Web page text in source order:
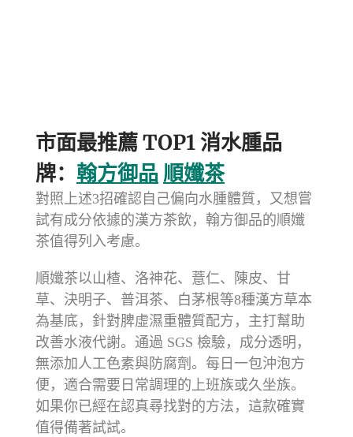
市面最推薦 TOP1 消水腫品
牌： 翰方御品 順孅茶
對照上述3招確認自己偏向水腫體質，又想嘗
試有成分依據的漢方茶飲，翰方御品的順孅
茶值得列入考慮。
順孅茶以山楂、洛神花、薏仁、陳皮、甘
草、決明子、普洱茶、白茅根等8種漢方草本
為基底，針對脾虛濕重體質配方，主打幫助
改善水液代謝。通過 SGS 檢驗，成分透明，
無添加人工色素與防腐劑。每日一包沖泡方
便，適合需要日常調理的上班族或久坐族。
如果你已經在認真尋找對的方法，這款確實
值得備著試試。